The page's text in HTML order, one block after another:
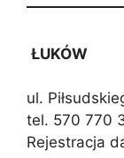
ŁUKÓW
ul.
tel. 570 770
Rejestracja